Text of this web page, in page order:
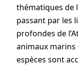
thématiques de
passant par les
profondes de
animaux marins
espèces sont